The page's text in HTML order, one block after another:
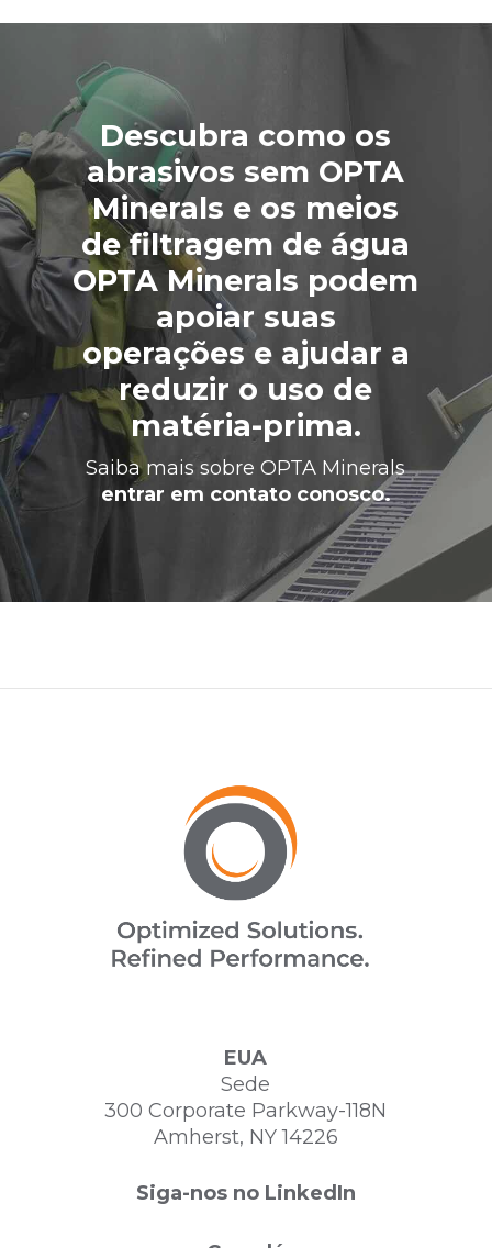
Descubra como os
abrasivos sem OPTA
Minerals e os meios
de filtragem de água
OPTA Minerals podem
apoiar suas
operações e ajudar a
reduzir o uso de
matéria-prima.
Saiba mais sobre OPTA Minerals
entrar em contato conosco.
EUA
Sede
300 Corporate Parkway-118N
Amherst, NY 14226
Siga-nos no LinkedIn